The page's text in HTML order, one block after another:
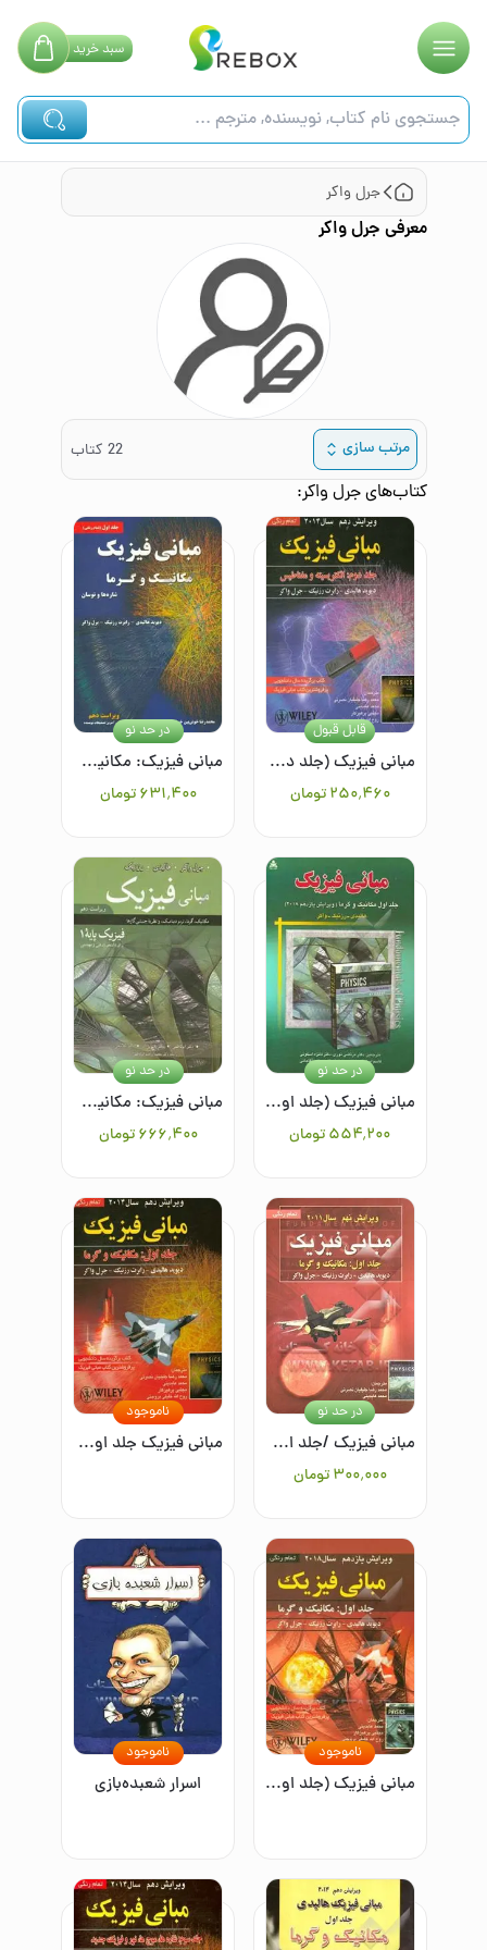
سبدخرید
جرل واکر
معرفی جرل واکر
مرتب سازی 22 کتاب
کتاب‌هایجرل واکر:
مبانی فیزیک (جلد دوم): الکتریسیته و مغناطیس
۲۵۰٬۴۶۰ تومان
قابل قبول
مبانی فیزیک: مکانیک و گرما، شاره‌ها و نوسان/جلد اول
۶۳۱٬۴۰۰ تومان
در حد نو
مبانی فیزیک (جلد اول): مکانیک و گرما
۵۵۴٬۲۰۰تومان
در حد نو
مبانی فیزیک: مکانیک، گرما، ترمودینامیک و نظریه جنبشی گازها (فیزیک پایه 1) برای دانشجویان فنی و مهندسی
۶۶۶٬۴۰۰ تومان
در حد نو
مبانی فیزیک /جلد اول: مکانیک و گرما
۳۰۰٬۰۰۰ تومان
در حد نو
مبانی فیزیک جلد اول: مکانیک و گرما
ناموجود
مبانی فیزیک (جلد اول): مکانیک و گرما
ناموجود
اسرار شعبده‌بازی
ناموجود